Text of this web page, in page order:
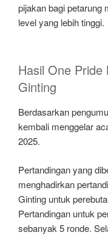
pijakan bagi petarung
level yang lebih tinggi.
Hasil One
Ginting
Berdasarkan
kembali menggelar
2025.
Pertandingan yang
menghadirkan
Ginting untuk
Pertandingan untuk
sebanyak 5 ronde.